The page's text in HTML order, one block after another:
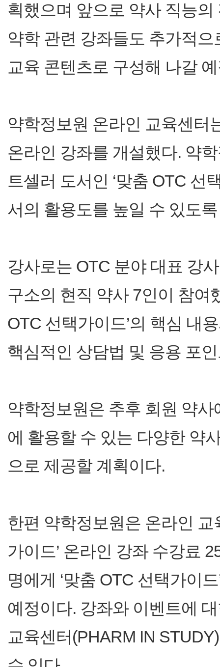
획했으며 앞으로 약사 직능
약학 관련 강좌들도 추가적
교육 콘텐츠로 구성해 나갈
약학정보원 온라인 교육센터
온라인 강좌를 개설했다. 약
트셀러 도서인 ‘맞춤 OTC 선
서의 활용도를 높일 수 있도
강사로는 OTC 분야 대표 강
구소의 현직 약사 7인이 참여
OTC 선택가이드’의 핵심 내
핵심적인 상담법 및 응용 포
약학정보원은 추후 회원 약
에 활용할 수 있는 다양한 약
으로 제공할 계획이다.
한편 약학정보원은 온라인 교
가이드’ 온라인 강좌 수강료
명에게 ‘맞춤 OTC 선택가이
예정이다. 강좌와 이벤트에
교육센터(PHARM IN